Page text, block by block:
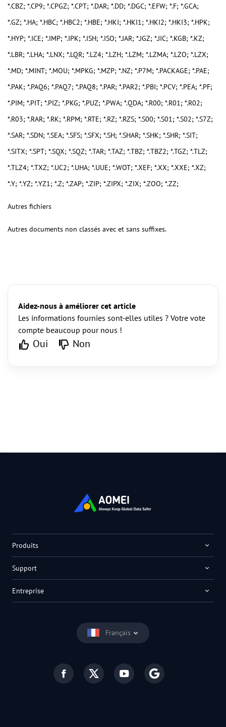
*.CBZ; *.CP9; *.CPGZ; *.CPT; *.DAR; *.DD; *.DGC; *.EFW; *.F; *.GCA;
*.GZ; *.HA; *.HBC; *.HBC2; *.HBE; *.HKI; *.HKI1; *.HKI2; *.HKI3; *.HPK;
*.HYP; *.ICE; *.IMP; *.IPK; *.ISH; *.ISO; *.JAR; *.JGZ; *.JIC; *.KGB; *.KZ;
*.LBR; *.LHA; *.LNX; *.LQR; *.LZ4; *.LZH; *.LZM; *.LZMA; *.LZO; *.LZX;
*.MD; *.MINT; *.MOU; *.MPKG; *.MZP; *.NZ; *.P7M; *.PACKAGE; *.PAE;
*.PAK; *.PAQ6; *.PAQ7; *.PAQ8; *.PAR; *.PAR2; *.PBI; *.PCV; *.PEA; *.PF;
*.PIM; *.PIT; *.PIZ; *.PKG; *.PUZ; *.PWA; *.QDA; *.R00; *.R01; *.R02;
*.R03; *.RAR; *.RK; *.RPM; *.RTE; *.RZ; *.RZS; *.S00; *.S01; *.S02; *.S7Z;
*.SAR; *.SDN; *.SEA; *.SFS; *.SFX; *.SH; *.SHAR; *.SHK; *.SHR; *.SIT;
*.SITX; *.SPT; *.SQX; *.SQZ; *.TAR; *.TAZ; *.TBZ; *.TBZ2; *.TGZ; *.TLZ;
*.TLZ4; *.TXZ; *.UC2; *.UHA; *.UUE; *.WOT; *.XEF; *.XX; *.XXE; *.XZ;
*.Y; *.YZ; *.YZ1; *.Z; *.ZAP; *.ZIP; *.ZIPX; *.ZIX; *.ZOO; *.ZZ;
Autres fichiers
Autres documents non classés avec et sans suffixes.
Aidez-nous à améliorer cet article
Les informations fournies sont-elles utiles ? Votre vote
compte beaucoup pour nous !
Oui Non
Français
Produits
Support
Entreprise